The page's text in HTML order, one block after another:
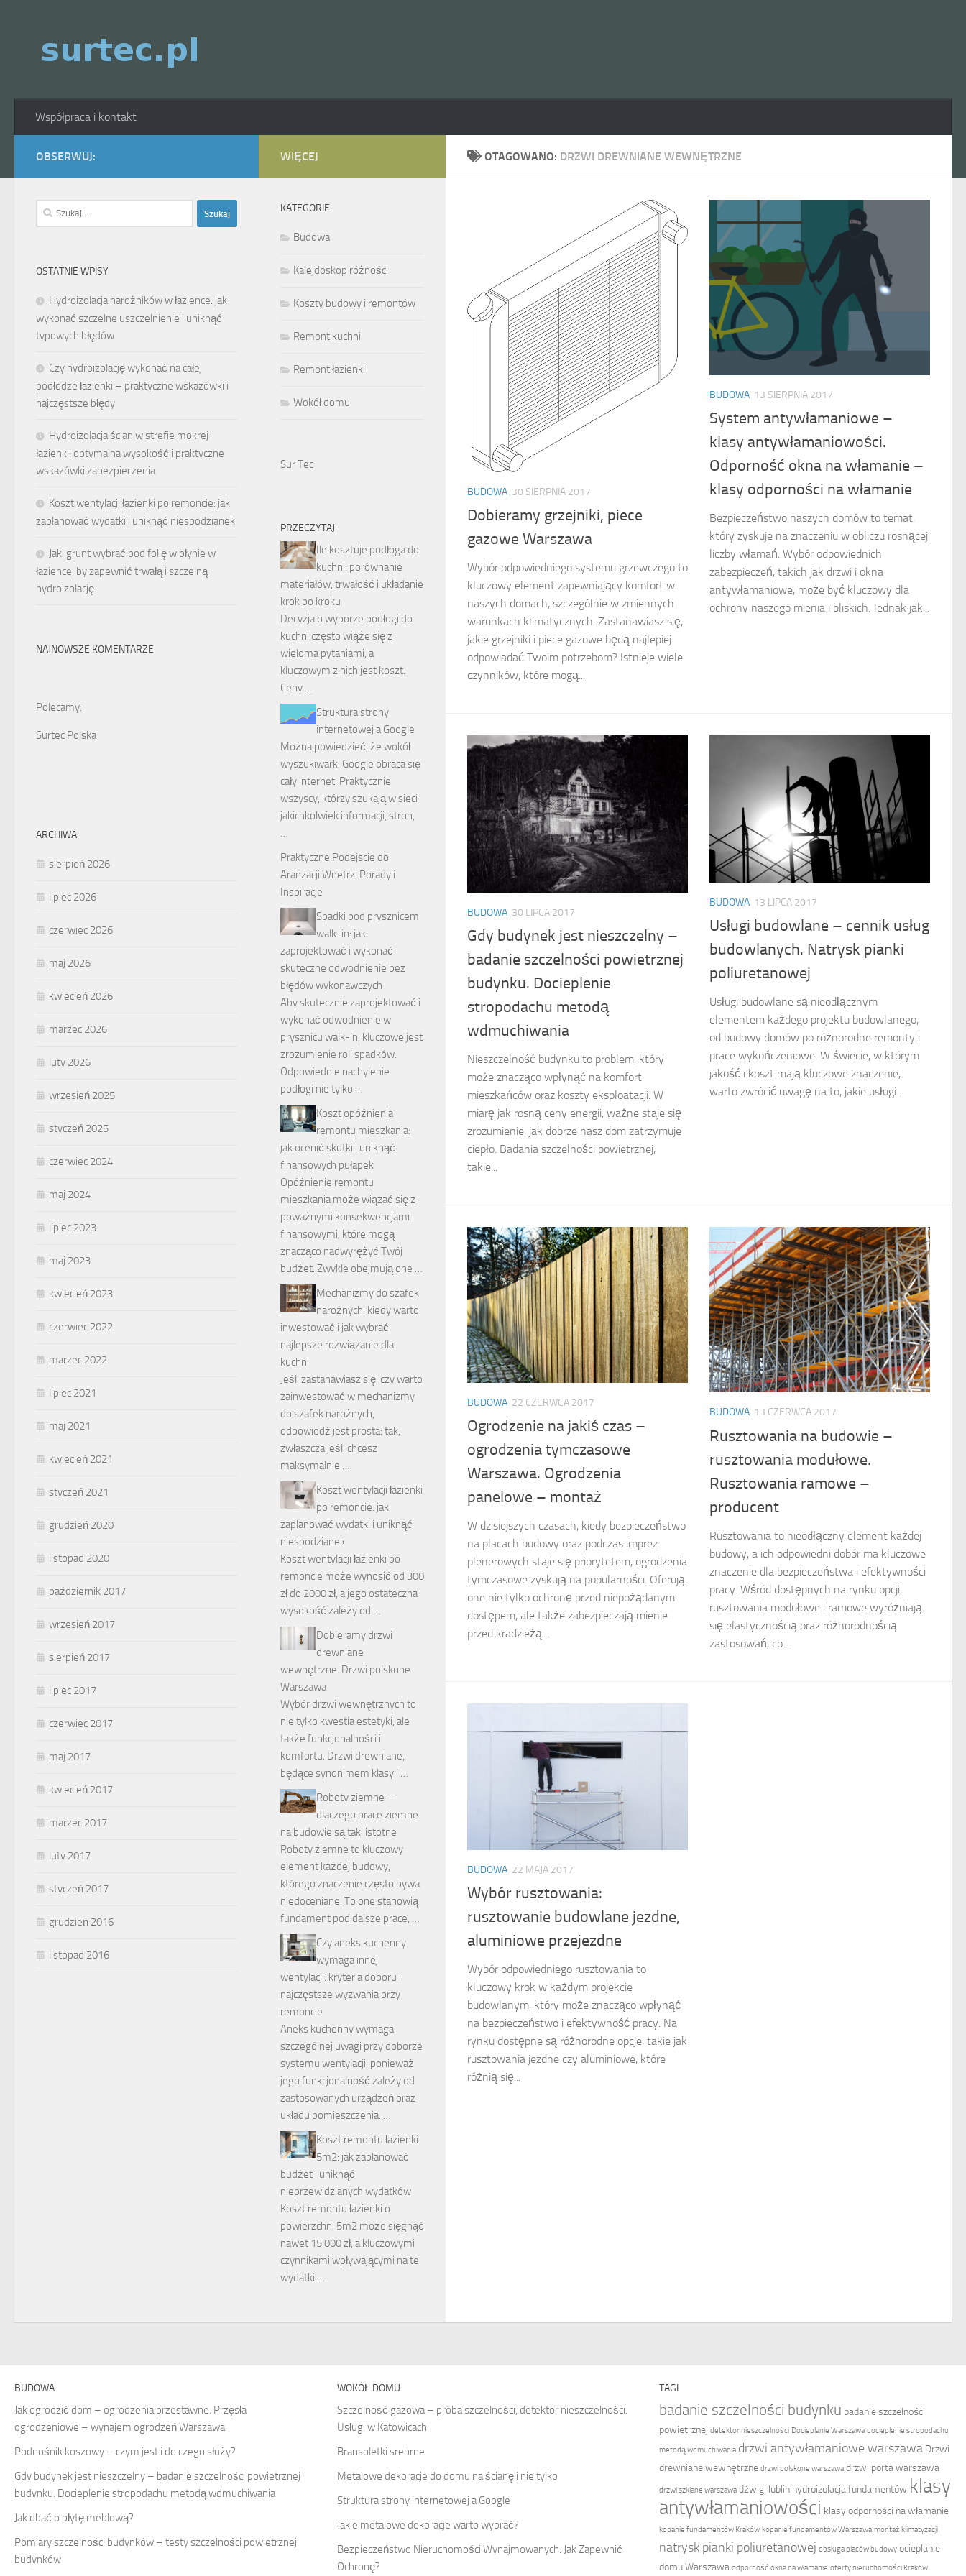
Współpraca i kontakt
OTAGOWANO: DRZWI DREWNIANE WEWNĘTRZNE
BUDOWA 30 SIERPNIA 2017
Dobieramy grzejniki, piece
gazowe Warszawa
Wybór odpowiedniego systemu grzewczego to
kluczowy element zapewniający komfort w
naszych domach, szczególnie w zmiennych
warunkach klimatycznych. Zastanawiasz się,
jakie grzejniki i piece gazowe będą najlepiej
odpowiadać Twoim potrzebom? Istnieje wiele
czynników, które mogą...
BUDOWA 13 SIERPNIA 2017
System antywłamaniowe –
klasy antywłamaniowości.
Odporność okna na włamanie –
klasy odporności na włamanie
Bezpieczeństwo naszych domów to temat,
który zyskuje na znaczeniu w obliczu rosnącej
liczby włamań. Wybór odpowiednich
zabezpieczeń, takich jak drzwi i okna
antywłamaniowe, może być kluczowy dla
ochrony naszego mienia i bliskich. Jednak jak...
BUDOWA 30 LIPCA 2017
Gdy budynek jest nieszczelny –
badanie szczelności powietrznej
budynku. Docieplenie
stropodachu metodą
wdmuchiwania
Nieszczelność budynku to problem, który
może znacząco wpłynąć na komfort
mieszkańców oraz koszty eksploatacji. W
miarę jak rosną ceny energii, ważne staje się
zrozumienie, jak dobrze nasz dom zatrzymuje
ciepło. Badania szczelności powietrznej,
takie...
BUDOWA 13 LIPCA 2017
Usługi budowlane – cennik usług
budowlanych. Natrysk pianki
poliuretanowej
Usługi budowlane są nieodłącznym
elementem każdego projektu budowlanego,
od budowy domów po różnorodne remonty i
prace wykończeniowe. W świecie, w którym
jakość i koszt mają kluczowe znaczenie,
warto zwrócić uwagę na to, jakie usługi...
BUDOWA 22 CZERWCA 2017
Ogrodzenie na jakiś czas –
ogrodzenia tymczasowe
Warszawa. Ogrodzenia
panelowe – montaż
W dzisiejszych czasach, kiedy bezpieczeństwo
na placach budowy oraz podczas imprez
plenerowych staje się priorytetem, ogrodzenia
tymczasowe zyskują na popularności. Oferują
one nie tylko ochronę przed niepożądanym
dostępem, ale także zabezpieczają mienie
przed kradzieżą....
BUDOWA 13 CZERWCA 2017
Rusztowania na budowie –
rusztowania modułowe.
Rusztowania ramowe –
producent
Rusztowania to nieodłączny element każdej
budowy, a ich odpowiedni dobór ma kluczowe
znaczenie dla bezpieczeństwa i efektywności
pracy. Wśród dostępnych na rynku opcji,
rusztowania modułowe i ramowe wyróżniają
się elastycznością oraz różnorodnością
zastosowań, co...
BUDOWA 22 MAJA 2017
Wybór rusztowania:
rusztowanie budowlane jezdne,
aluminiowe przejezdne
Wybór odpowiedniego rusztowania to
kluczowy krok w każdym projekcie
budowlanym, który może znacząco wpłynąć
na bezpieczeństwo i efektywność pracy. Na
rynku dostępne są różnorodne opcje, takie jak
rusztowania jezdne czy aluminiowe, które
różnią się...
OBSERWUJ:
Szukaj:
OSTATNIE WPISY
Hydroizolacja narożników w łazience: jak
wykonać szczelne uszczelnienie i uniknąć
typowych błędów
Czy hydroizolację wykonać na całej
podłodze łazienki – praktyczne wskazówki i
najczęstsze błędy
Hydroizolacja ścian w strefie mokrej
łazienki: optymalna wysokość i praktyczne
wskazówki zabezpieczenia
Koszt wentylacji łazienki po remoncie: jak
zaplanować wydatki i uniknąć niespodzianek
Jaki grunt wybrać pod folię w płynie w
łazience, by zapewnić trwałą i szczelną
hydroizolację
NAJNOWSZE KOMENTARZE
Polecamy:
Surtec Polska
ARCHIWA
sierpień 2026
lipiec 2026
czerwiec 2026
maj 2026
kwiecień 2026
marzec 2026
luty 2026
wrzesień 2025
styczeń 2025
czerwiec 2024
maj 2024
lipiec 2023
maj 2023
kwiecień 2023
czerwiec 2022
marzec 2022
lipiec 2021
maj 2021
kwiecień 2021
styczeń 2021
grudzień 2020
listopad 2020
październik 2017
wrzesień 2017
sierpień 2017
lipiec 2017
czerwiec 2017
maj 2017
kwiecień 2017
marzec 2017
luty 2017
styczeń 2017
grudzień 2016
listopad 2016
WIĘCEJ
KATEGORIE
Budowa
Kalejdoskop różności
Koszty budowy i remontów
Remont kuchni
Remont łazienki
Wokół domu
Sur Tec
PRZECZYTAJ
Ile kosztuje podłoga do
kuchni: porównanie
materiałów, trwałość i układanie
krok po kroku
Decyzja o wyborze podłogi do
kuchni często wiąże się z
wieloma pytaniami, a
kluczowym z nich jest koszt.
Ceny …
Struktura strony
internetowej a Google
Można powiedzieć, że wokół
wyszukiwarki Google obraca się
cały internet. Praktycznie
wszyscy, którzy szukają w sieci
jakichkolwiek informacji, stron,
…
Praktyczne Podejscie do
Aranzacji Wnetrz: Porady i
Inspiracje
Spadki pod prysznicem
walk-in: jak
zaprojektować i wykonać
skuteczne odwodnienie bez
błędów wykonawczych
Aby skutecznie zaprojektować i
wykonać odwodnienie w
prysznicu walk-in, kluczowe jest
zrozumienie roli spadków.
Odpowiednie nachylenie
podłogi nie tylko …
Koszt opóźnienia
remontu mieszkania:
jak ocenić skutki i uniknąć
finansowych pułapek
Opóźnienie remontu
mieszkania może wiązać się z
poważnymi konsekwencjami
finansowymi, które mogą
znacząco nadwyrężyć Twój
budżet. Zwykle obejmują one …
Mechanizmy do szafek
narożnych: kiedy warto
inwestować i jak wybrać
najlepsze rozwiązanie dla
kuchni
Jeśli zastanawiasz się, czy warto
zainwestować w mechanizmy
do szafek narożnych,
odpowiedź jest prosta: tak,
zwłaszcza jeśli chcesz
maksymalnie …
Koszt wentylacji łazienki
po remoncie: jak
zaplanować wydatki i uniknąć
niespodzianek
Koszt wentylacji łazienki po
remoncie może wynosić od 300
zł do 2000 zł, a jego ostateczna
wysokość zależy od …
Dobieramy drzwi
drewniane
wewnętrzne. Drzwi polskone
Warszawa
Wybór drzwi wewnętrznych to
nie tylko kwestia estetyki, ale
także funkcjonalności i
komfortu. Drzwi drewniane,
będące synonimem klasy i …
Roboty ziemne –
dlaczego prace ziemne
na budowie są taki istotne
Roboty ziemne to kluczowy
element każdej budowy,
którego znaczenie często bywa
niedoceniane. To one stanowią
fundament pod dalsze prace, …
Czy aneks kuchenny
wymaga innej
wentylacji: kryteria doboru i
najczęstsze wyzwania przy
remoncie
Aneks kuchenny wymaga
szczególnej uwagi przy doborze
systemu wentylacji, ponieważ
jego funkcjonalność zależy od
zastosowanych urządzeń oraz
układu pomieszczenia. …
Koszt remontu łazienki
5m2: jak zaplanować
budżet i uniknąć
nieprzewidzianych wydatków
Koszt remontu łazienki o
powierzchni 5m2 może sięgnąć
nawet 15 000 zł, a kluczowymi
czynnikami wpływającymi na te
wydatki …
BUDOWA
Jak ogrodzić dom – ogrodzenia przestawne. Przęsła
ogrodzeniowe – wynajem ogrodzeń Warszawa
Podnośnik koszowy – czym jest i do czego służy?
Gdy budynek jest nieszczelny – badanie szczelności powietrznej
budynku. Docieplenie stropodachu metodą wdmuchiwania
Jak dbać o płytę meblową?
Pomiary szczelności budynków – testy szczelności powietrznej
budynków
WOKÓŁ DOMU
Szczelność gazowa – próba szczelności, detektor nieszczelności.
Usługi w Katowicach
Bransoletki srebrne
Metalowe dekoracje do domu na ścianę i nie tylko
Struktura strony internetowej a Google
Jakie metalowe dekoracje warto wybrać?
Bezpieczeństwo Nieruchomości Wynajmowanych: Jak Zapewnić
Ochronę?
TAGI
badanie szczelności budynku badanie szczelności
powietrznej detektor nieszczelności Docieplanie Warszawa docieplenie stropodachu
metodą wdmuchiwania drzwi antywłamaniowe warszawa Drzwi
drewniane wewnętrzne drzwi polskone warszawa drzwi porta warszawa
drzwi szklane warszawa dźwigi lublin hydroizolacja fundamentów klasy
antywłamaniowości klasy odporności na włamanie
kopanie fundamentów Kraków kopanie fundamentów Warszawa montaż klimatyzacji
natrysk pianki poliuretanowej obsługa placów budowy ocieplanie
domu Warszawa odporność okna na włamanie oferty nieruchomości Kraków